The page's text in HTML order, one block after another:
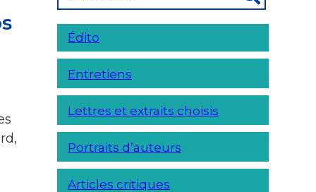
Édito
Entretiens
Lettres et extraits choisis
Portraits d’auteurs
Articles critiques